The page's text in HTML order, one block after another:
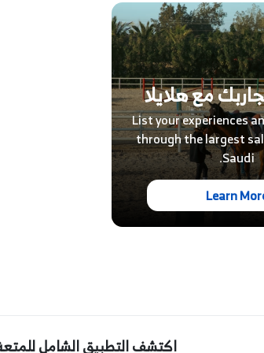
مع هلايلا
List your experiences
through the largest
Saudi.
Learn
اكتشف التطبيق الشامل